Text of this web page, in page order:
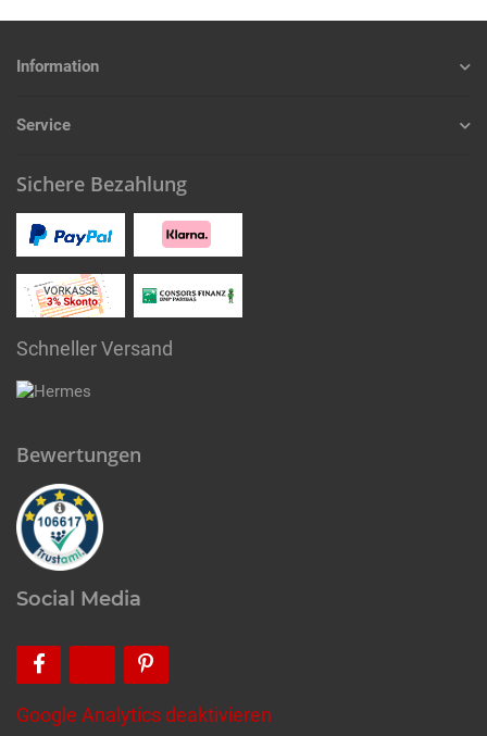
Information
Service
Sichere Bezahlung
Schneller Versand
Bewertungen
Social Media
Google Analytics deaktivieren